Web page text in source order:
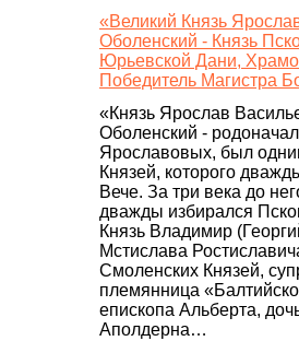
«Великий Князь
Оболенский - Князь
Юрьевской Дани,
Победитель Магистра
«Князь Ярослав
Оболенский -
Ярославовых, был
Князей, которого
Вече. За три века до
дважды избирался
Князь Владимир
Мстислава
Смоленских Князей,
племянница
епископа Альберта,
Аполдерна…